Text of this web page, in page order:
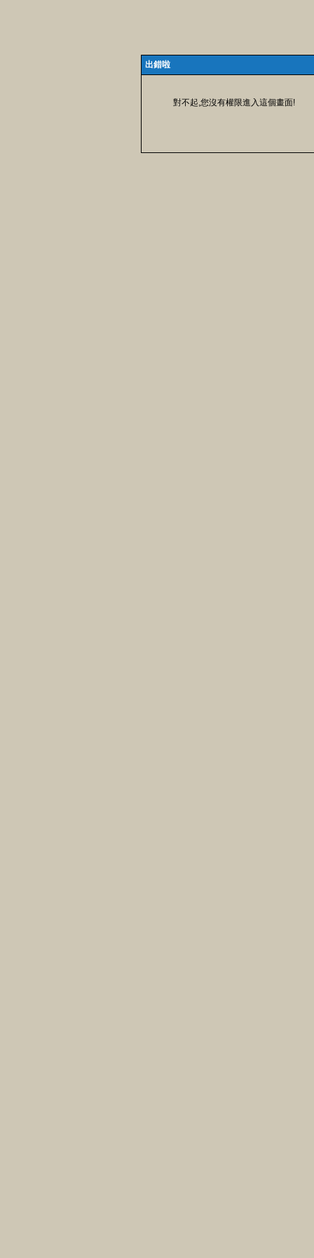
出錯啦
對不起,您沒有權限進入這個畫面!